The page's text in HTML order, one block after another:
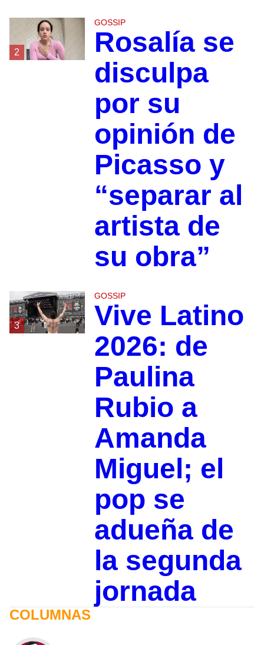
2
GOSSIP
Rosalía se
disculpa
por su
opinión de
Picasso y
“separar al
artista de
su obra”
3
GOSSIP
Vive Latino
2026: de
Paulina
Rubio a
Amanda
Miguel; el
pop se
adueña de
la segunda
jornada
COLUMNAS